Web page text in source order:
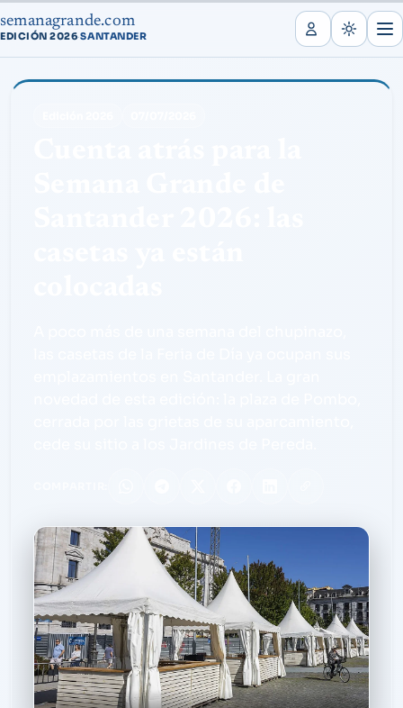
semanagrande.com
EDICIÓN 2026·SANTANDER